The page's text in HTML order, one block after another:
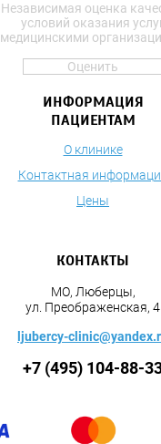
Независимая оценка
условий оказания
медицинскими
Оценить
ИНФОРМАЦИЯ
ПАЦИЕНТАМ
О клинике
Контактная
Цены
КОНТАКТЫ
МО, Люберцы,
ул. Преображенская, 4
ljubercy-
+7 (495) 104-88-